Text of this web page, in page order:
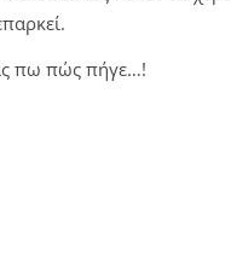
πω πώς πήγε…!